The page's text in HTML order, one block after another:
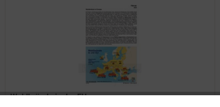
Waldbrände in der EU